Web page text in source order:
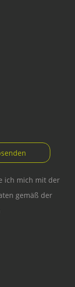
ich mich mit der
gemäß der